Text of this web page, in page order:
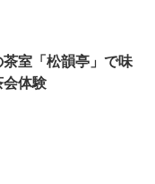
室「松韻亭」で味
会体験